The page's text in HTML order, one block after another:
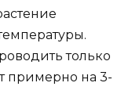
только
примерно на 3-